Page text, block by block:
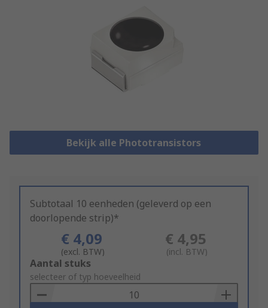
Bekijk alle Phototransistors
Subtotaal 10 eenheden (geleverd op een
doorlopende strip)*
€ 4,09
(excl. BTW)
€ 4,95
(incl. BTW)
Add
to
Basket
Aantal stuks
selecteer of typ hoeveelheid